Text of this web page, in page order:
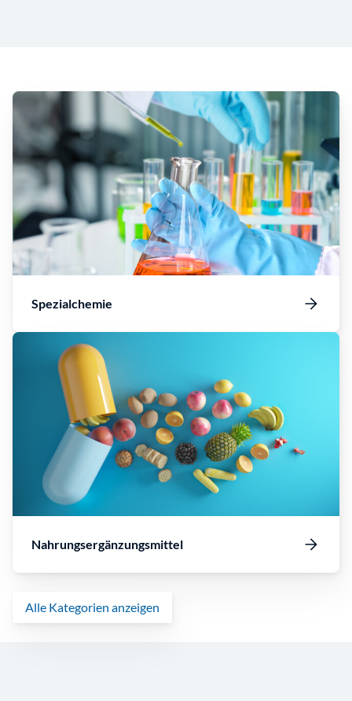
Spezialchemie
Nahrungsergänzungsmittel
Alle Kategorien anzeigen